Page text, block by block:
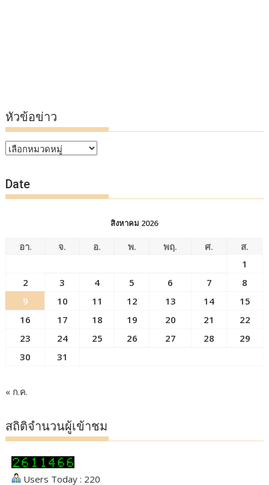
หัวข้อข่าว
หัวข้อ
Date
สิงหาคม 2026
อา. จ. อ. พ. พฤ. ศ.
ส.
1
2
3 4 5 6 7
8
9
10 11 12 13 14
15
16
17 18 19 20 21
22
23
24 25 26 27 28
29
30
31
« ก.ค.
สถิติจำนวนผู้เข้าชม
Users Today : 220